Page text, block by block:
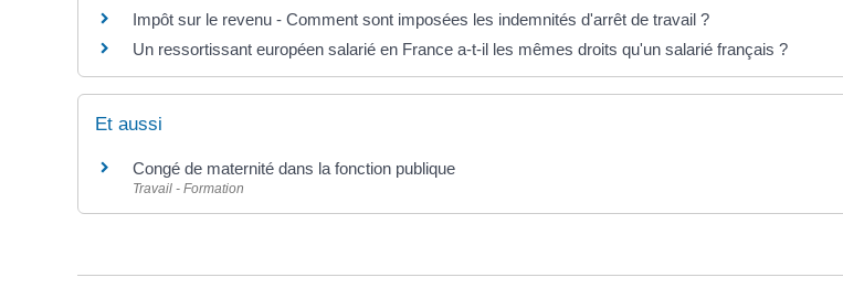
Impôt sur le revenu - Comment sont imposées les indemnités d'arrêt de travail ?
Un ressortissant européen salarié en France a-t-il les mêmes droits qu'un salarié français ?
Et aussi
Congé de maternité dans la fonction publique
Travail - Formation